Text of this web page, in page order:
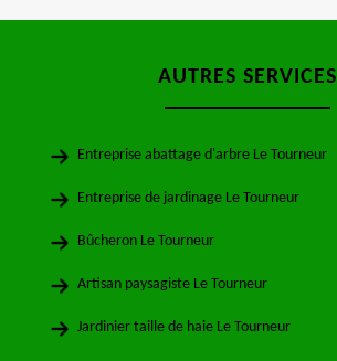
AUTRES SERVICES
Entreprise abattage d'arbre Le Tourneur
Entreprise de jardinage Le Tourneur
Bûcheron Le Tourneur
Artisan paysagiste Le Tourneur
Jardinier taille de haie Le Tourneur